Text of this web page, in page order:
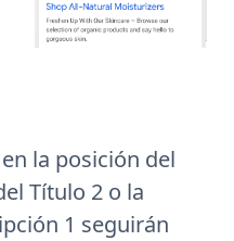
la posición del
Título 2 o la
1 seguirán